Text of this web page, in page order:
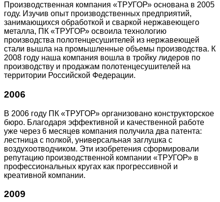
Производственная компания «ТРУГОР» основана в 2005
году. Изучив опыт производственных предприятий,
занимающихся обработкой и сваркой нержавеющего
металла, ПК «ТРУГОР» освоила технологию
производства полотенцесушителей из нержавеющей
стали вышла на промышленные объемы производства. К
2008 году наша компания вошла в тройку лидеров по
производству и продажам полотенцесушителей на
территории Российской Федерации.
2006
В 2006 году ПК «ТРУГОР» организовано конструкторское
бюро. Благодаря эффективной и качественной работе
уже через 6 месяцев компания получила два патента:
лестница с полкой, универсальная заглушка с
воздухоотводчиком. Эти изобретения сформировали
репутацию производственной компании «ТРУГОР» в
профессиональных кругах как прогрессивной и
креативной компании.
2009